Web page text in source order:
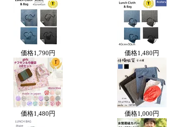
価格1,790円 価格1,480円
価格1,480円 価格1,000円